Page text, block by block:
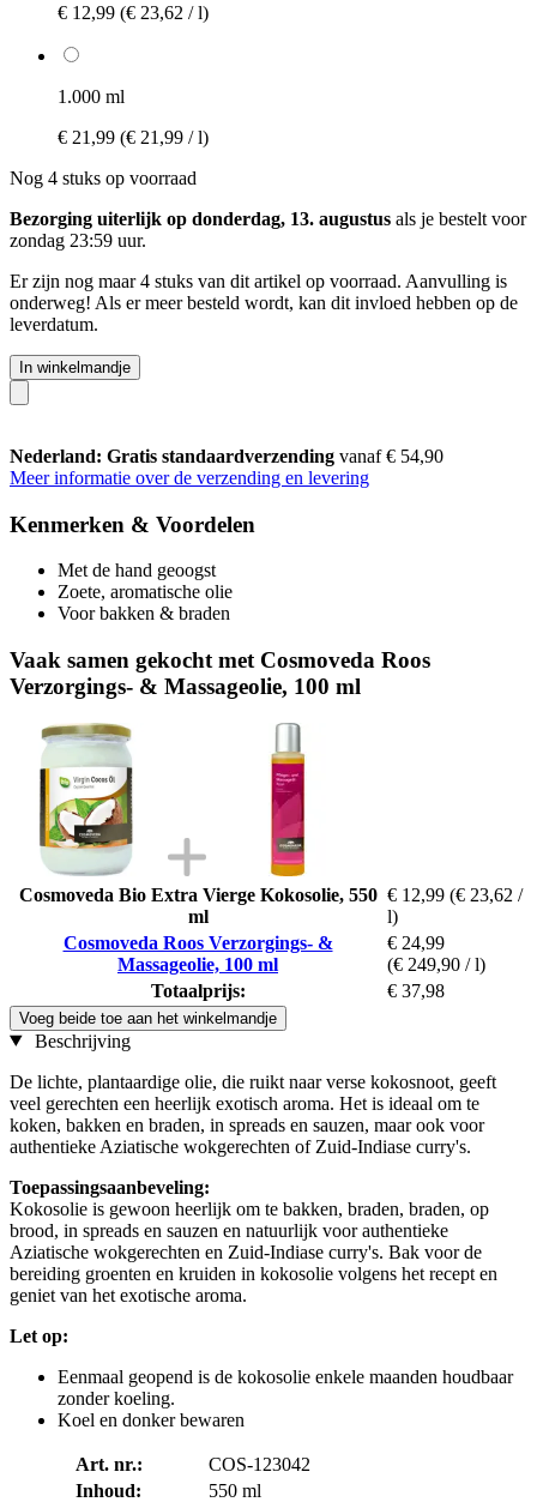
€ 12,99 (€ 23,62 / l)
1.000 ml
€ 21,99 (€ 21,99 / l)
Nog 4 stuks op voorraad
Bezorging uiterlijk op donderdag, 13. augustus als je bestelt voor
zondag 23:59 uur.
Er zijn nog maar 4 stuks van dit artikel op voorraad. Aanvulling is
onderweg! Als er meer besteld wordt, kan dit invloed hebben op de
leverdatum.
In winkelmandje
Nederland: Gratis standaardverzending vanaf € 54,90
Meer informatie over de verzending en levering
Kenmerken & Voordelen
Met de hand geoogst
Zoete, aromatische olie
Voor bakken & braden
Vaak samen gekocht met Cosmoveda Roos
Verzorgings- & Massageolie, 100 ml
Cosmoveda Bio Extra Vierge Kokosolie, 550
ml
€ 12,99 (€ 23,62 /
l)
Cosmoveda Roos Verzorgings- &
Massageolie, 100 ml
€ 24,99
(€ 249,90 / l)
Totaalprijs:
€ 37,98
Voeg beide toe aan het winkelmandje
Beschrijving
De lichte, plantaardige olie, die ruikt naar verse kokosnoot, geeft
veel gerechten een heerlijk exotisch aroma. Het is ideaal om te
koken, bakken en braden, in spreads en sauzen, maar ook voor
authentieke Aziatische wokgerechten of Zuid-Indiase curry's.
Toepassingsaanbeveling:
Kokosolie is gewoon heerlijk om te bakken, braden, braden, op
brood, in spreads en sauzen en natuurlijk voor authentieke
Aziatische wokgerechten en Zuid-Indiase curry's. Bak voor de
bereiding groenten en kruiden in kokosolie volgens het recept en
geniet van het exotische aroma.
Let op:
Eenmaal geopend is de kokosolie enkele maanden houdbaar
zonder koeling.
Koel en donker bewaren
Art. nr.:
COS-123042
Inhoud:
550 ml